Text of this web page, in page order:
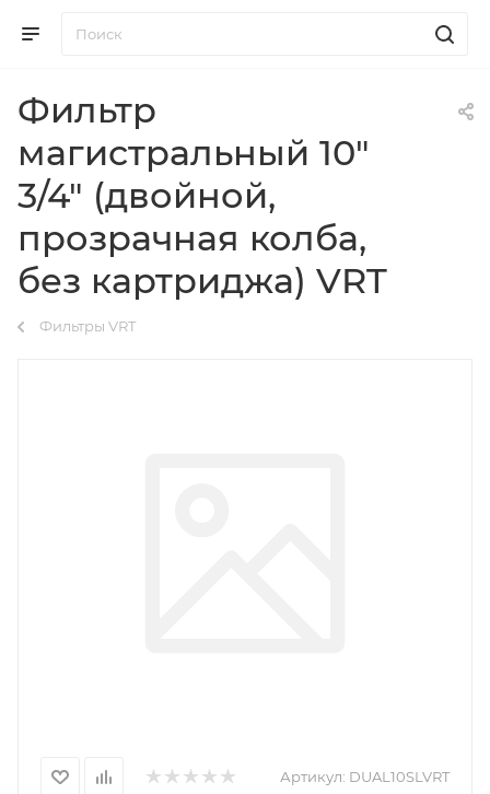
Фильтр
магистральный 10"
3/4" (двойной,
прозрачная колба,
без картриджа) VRT
Фильтры VRT
Артикул: DUAL10SLVRT